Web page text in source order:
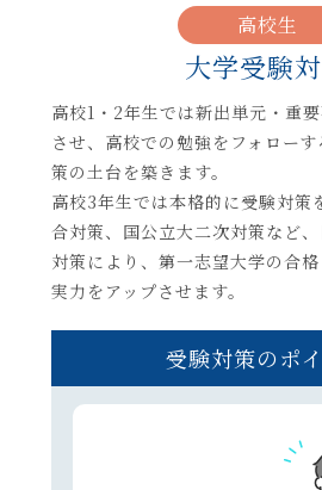
高校生
大学受験
高校1・2年生では新出単元・重
させ、高校での勉強をフォロー
策の土台を築きます。
高校3年生では本格的に受験対策
合対策、国公立大二次対策など
対策により、第一志望大学の合
実力をアップさせます。
受験対策のポ